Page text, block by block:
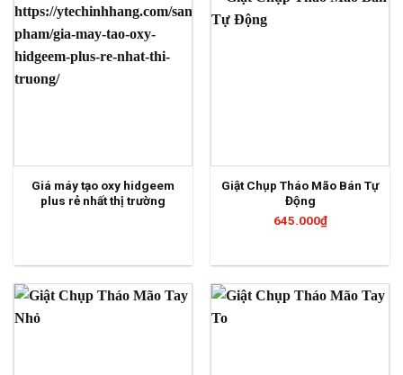
Giá máy tạo oxy hidgeem
plus rẻ nhất thị trường
Giật Chụp Tháo Mão Bán Tự
Động
645.000₫